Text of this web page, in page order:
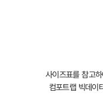
사이즈표를 참고
컴포트랩 빅데이